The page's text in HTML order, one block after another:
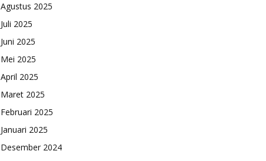
Agustus 2025
Juli 2025
Juni 2025
Mei 2025
April 2025
Maret 2025
Februari 2025
Januari 2025
Desember 2024